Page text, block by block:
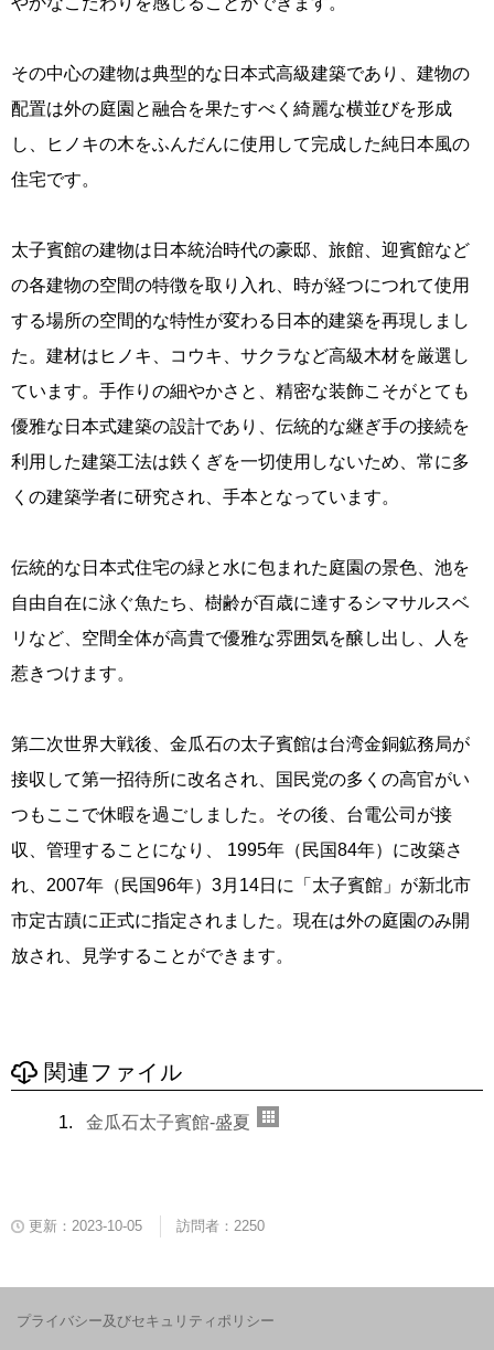
その中心の建物は典型的な日本式高級建築であり、建物の
配置は外の庭園と融合を果たすべく綺麗な横並びを形成
し、ヒノキの木をふんだんに使用して完成した純日本風の
住宅です。
太子賓館の建物は日本統治時代の豪邸、旅館、迎賓館など
の各建物の空間の特徴を取り入れ、時が経つにつれて使用
する場所の空間的な特性が変わる日本的建築を再現しまし
た。建材はヒノキ、コウキ、サクラなど高級木材を厳選し
ています。手作りの細やかさと、精密な装飾こそがとても
優雅な日本式建築の設計であり、伝統的な継ぎ手の接続を
利用した建築工法は鉄くぎを一切使用しないため、常に多
くの建築学者に研究され、手本となっています。
伝統的な日本式住宅の緑と水に包まれた庭園の景色、池を
自由自在に泳ぐ魚たち、樹齢が百歳に達するシマサルスベ
リなど、空間全体が高貴で優雅な雰囲気を醸し出し、人を
惹きつけます。
第二次世界大戦後、金瓜石の太子賓館は台湾金銅鉱務局が
接収して第一招待所に改名され、国民党の多くの高官がい
つもここで休暇を過ごしました。その後、台電公司が接
収、管理することになり、 1995年（民国84年）に改築さ
れ、2007年（民国96年）3月14日に「太子賓館」が新北市
市定古蹟に正式に指定されました。現在は外の庭園のみ開
放され、見学することができます。
関連ファイル
金瓜石太子賓館-盛夏
更新：2023-10-05 訪問者：2250
プライバシー及びセキュリティポリシー